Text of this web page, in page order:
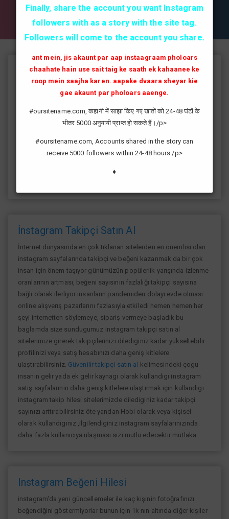
✔✔✔ AKTİF TAKİPCİ SATIN AL ✔✔✔
Instagram Takipçi Hilesi
instagram'da artık yüksek takipçi kasmak eskisi kadar zor değil
fenomen yolunda ilerlemesi daha da kolaylaşmıştır.instagram
fenomeni ne gibi fayda sağlar?öncelikle bir çok kişi meslek
kredilerden her gün yararlanıp sayfanızı yüksek seviyelere
İnstagram Takipçi Satın Al
İnternet dünyasında en çok tıklanan sitelerden en önemlisi olan
instagram sayfalarında takipçi ve beğeni kazanmak da bir çok
insan için önem taşıyor günümüzün popülerlik yarışında izlenme
oranlarının artması, beğeni sayısının fazlalığı takipçi sayısına
bağlı olarak ilerliyor insanların pandemiden dolayı evde olması
online alışverış pazarlarını fazlasıyla etkiledi hemen hemen her
şeyi internetten söylemeye, sipariş vermeye başladık bu
baglamda size sundugumuz instagram takipçi satın al
sitelerimize girerek takipçilerinizi dilediginiz kadar yükseltebilir
profilinizi veya satış hesabınızı daha geniş kitlelere
ulaştırabilirsiniz. Güvenilir takipçi satın al
kelimesindeki çogu
insanın gelir yada ek gelir kaynagı olarak kullandıgı instagram
satış sayfalarının daha geniş kitlelere ulaştırmak için kullandıgı
instagram takip hilesi sitelerimizde dilediginiz kadar takipçi
sayınızı arttırabilirsiniz öte yandan Hobi olarak veya kişisel
olarak kullandıgınız ,ilgilendiginiz instagram sayfalarınızında
daha fazla kullanıcıya ulaşması sizi mutlu edecektir mutlaka.
Instagram Beğeni Hilesi
instagram'da yeni güncellemeler ile kaç kişinin fotoğrafınızı
beğendiğini göstermiyorlar bunun için 1k nın altında diğer kişiler
Finally, share the account you want Instagram
followers with as a story with the site tag.
Followers will come to the account you share.
ant mein, jis akaunt par aap instaagraam pholoars
chaahate hain use sait taig ke saath ek kahaanee ke
roop mein saajha karen. aapake dvaara sheyar kie
gae akaunt par pholoars aaenge.
#oursitename.com, कहानी में साझा किए गए खातों को 24-48 घंटों के
भीतर 5000 अनुयायी प्राप्त हो सकते हैं।/p>
#oursitename.com, Accounts shared in the story can
receive 5000 followers within 24-48 hours./p>
♦